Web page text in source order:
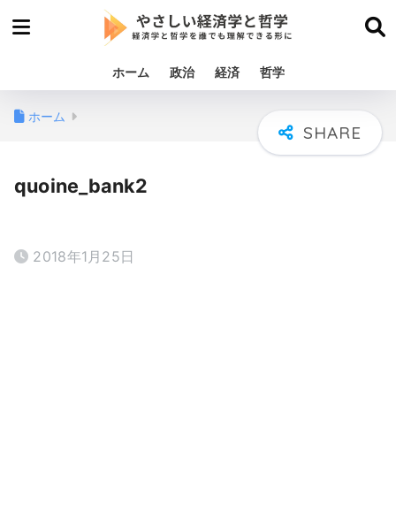
ホーム 政治 経済 哲学
ホーム
quoine_bank2
2018年1月25日